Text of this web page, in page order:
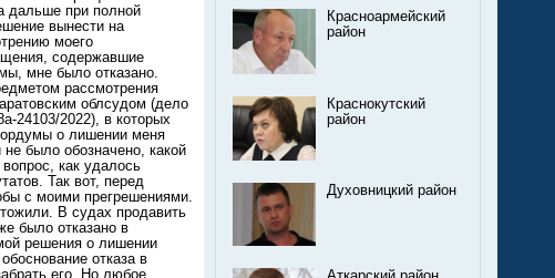
Красноармейский
район
Краснокутский
район
Духовницкий район